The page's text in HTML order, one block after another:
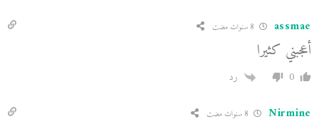
assmae
أعجبني كثيرا
0 رد
Nirmine